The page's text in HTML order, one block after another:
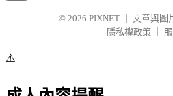
© 2026 PIXNET
文章與圖
隱私權政策
⚠️